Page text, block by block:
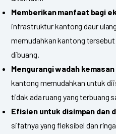
Memberikan manfaat bagi
infrastruktur kantong daur
memudahkan kantong
dibuang.
Mengurangi wadah
kantong memudahkan untuk
tidak ada ruang yang terbuang
Efisien untuk disimpan dan
sifatnya yang fleksibel dan